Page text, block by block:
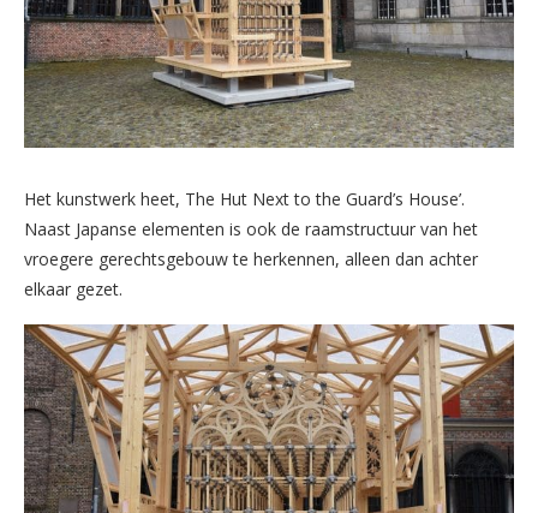
Het kunstwerk heet, The Hut Next to the Guard’s House’.
Naast Japanse elementen is ook de raamstructuur van het
vroegere gerechtsgebouw te herkennen, alleen dan achter
elkaar gezet.